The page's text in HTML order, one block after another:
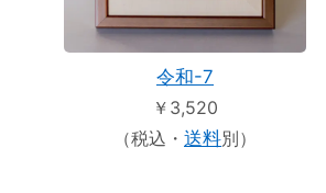
令和-7
￥3,520
（税込・ 送料別）